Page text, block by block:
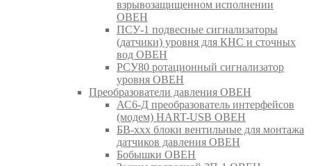
взрывозащищенном исполнении
ОВЕН
ПСУ-1 подвесные сигнализаторы
(датчики) уровня для КНС и сточных
вод ОВЕН
РСУ80 ротационный сигнализатор
уровня ОВЕН
Преобразователи давления ОВЕН
АС6-Д преобразователь интерфейсов
(модем) HART-USB ОВЕН
БВ-ххх блоки вентильные для монтажа
датчиков давления ОВЕН
Бобышки ОВЕН